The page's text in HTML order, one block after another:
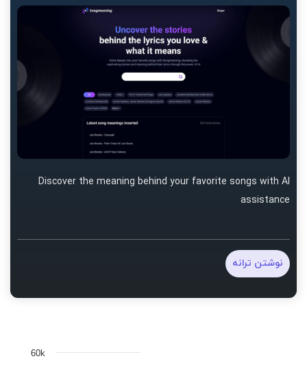
Discover the meaning behind your favorite songs with AI
assistance
نوشتن ترانه
60k